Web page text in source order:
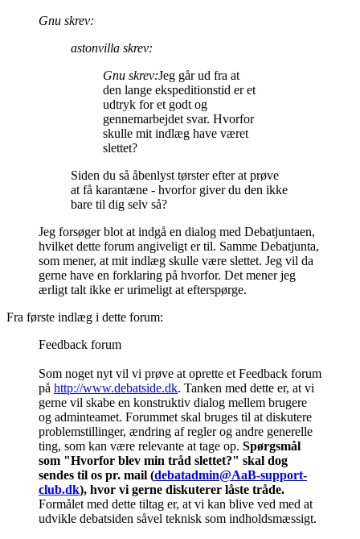
Gnu skrev:
astonvilla skrev:
Gnu skrev:Jeg går ud fra at
den lange ekspeditionstid er et
udtryk for et godt og
gennemarbejdet svar. Hvorfor
skulle mit indlæg have været
slettet?
Siden du så åbenlyst tørster efter at prøve
at få karantæne - hvorfor giver du den ikke
bare til dig selv så?
Jeg forsøger blot at indgå en dialog med Debatjuntaen,
hvilket dette forum angiveligt er til. Samme Debatjunta,
som mener, at mit indlæg skulle være slettet. Jeg vil da
gerne have en forklaring på hvorfor. Det mener jeg
ærligt talt ikke er urimeligt at efterspørge.
Fra første indlæg i dette forum:
Feedback forum
Som noget nyt vil vi prøve at oprette et Feedback forum
på http://www.debatside.dk. Tanken med dette er, at vi
gerne vil skabe en konstruktiv dialog mellem brugere
og adminteamet. Forummet skal bruges til at diskutere
problemstillinger, ændring af regler og andre generelle
ting, som kan være relevante at tage op. Spørgsmål
som "Hvorfor blev min tråd slettet?" skal dog
sendes til os pr. mail (debatadmin@AaB-support-
club.dk), hvor vi gerne diskuterer låste tråde.
Formålet med dette tiltag er, at vi kan blive ved med at
udvikle debatsiden såvel teknisk som indholdsmæssigt.